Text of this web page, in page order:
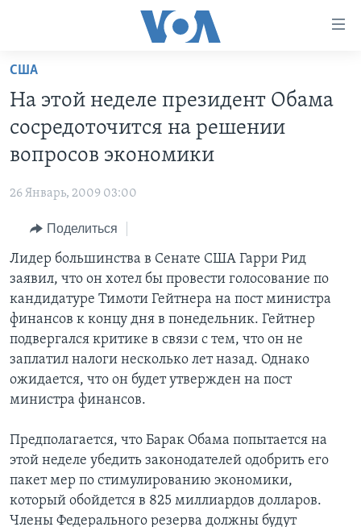
Перейти
основной
контент
Перейти
основной
навигации
Перейти
поиск
ИТОГИ
ПОЧЕМУ ЭТО ВАЖНО?
ДИСКУССИЯ VOA
ДЕТАЛИ
НЬЮ-ЙОРК NEW YORK
АМЕРИКА. БОЛЬШОЕ ПУТЕШЕСТВИЕ
ПРОЕКТЫ
НАША АМЕРИКАНСКАЯ ИСТОРИЯ
А КАК В АМЕРИКЕ?
АРТЕФАКТЫ
АМЕРИКАНСКИЕ ГОРОДКИ
ТЕСТЫ
ИНТЕРВЬЮ
ФАКТЫ ПРОТИВ ФЕЙКОВ
ЗА СВОБОДУ ПРЕССЫ
УЧИМ АНГЛИЙСКИЙ
ВИДЕО
ПОДПИСКА НА НОВОСТИ
Learning English
СОЦИАЛЬНЫЕ СЕТИ
Языки
США
На этой неделе президент Обама
сосредоточится на решении
вопросов экономики
26 Январь, 2009 03:00
Поделиться
Лидер большинства в Сенате США Гарри Рид
заявил, что он хотел бы провести голосование по
кандидатуре Тимоти Гейтнера на пост министра
финансов к концу дня в понедельник. Гейтнер
подвергался критике в связи с тем, что он не
заплатил налоги несколько лет назад. Однако
ожидается, что он будет утвержден на пост
министра финансов.
Предполагается, что Барак Обама попытается на
этой неделе убедить законодателей одобрить его
пакет мер по стимулированию экономики,
который обойдется в 825 миллиардов долларов.
Члены Федерального резерва должны будут